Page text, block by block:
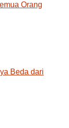
Orang
Beda dari